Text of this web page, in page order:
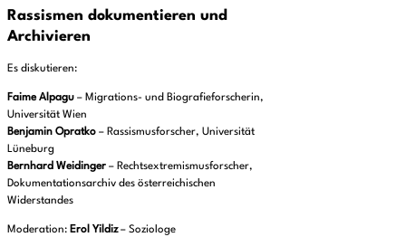
Rassismen dokumentieren und
Archivieren
Es diskutieren:
Faime Alpagu – Migrations- und Biografieforscherin,
Universität Wien
Benjamin Opratko – Rassismusforscher, Universität
Lüneburg
Bernhard Weidinger – Rechtsextremismusforscher,
Dokumentationsarchiv des österreichischen
Widerstandes
Moderation: Erol Yildiz– Soziologe